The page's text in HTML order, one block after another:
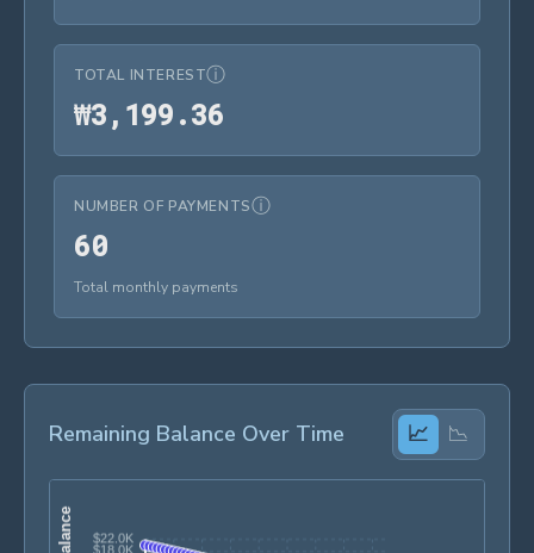
TOTAL INTERESTⓘ
₩3, 199.36
NUMBER OF PAYMENTSⓘ
6060
Total monthly payments
Remaining Balance Over Time 📈 📉